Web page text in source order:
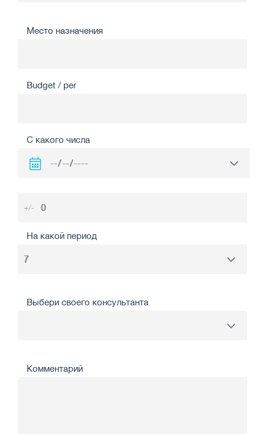
Место назначения
Budget / per
С какого числа
+/-
На какой период
Выбери своего консультанта
Комментарий